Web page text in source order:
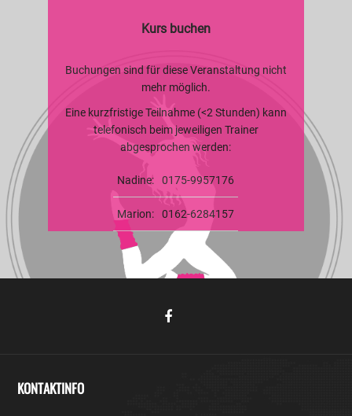
Kurs buchen
Buchungen sind für diese Veranstaltung nicht
mehr möglich.
Eine kurzfristige Teilnahme (<2 Stunden) kann
telefonisch beim jeweiligen Trainer
abgesprochen werden:
Nadine: 0175-9957176
Marion: 0162-6284157
KONTAKTINFO